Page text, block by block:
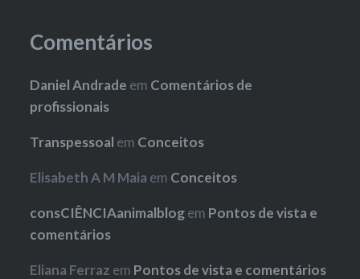
Comentários
Daniel Andrade em Comentários de
profissionais
Transpessoal em Conceitos
Elisabeth A M Maia em Conceitos
consCIÊNCIAanimalblogem Pontos de vista e
comentários
Eliana Ferraz em Pontos de vista e comentários